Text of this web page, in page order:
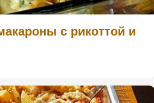
с рикоттой и